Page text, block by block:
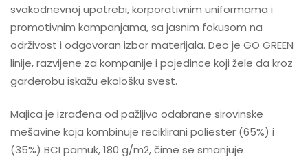
svakodnevnoj upotrebi, korporativnim uniformama i
promotivnim kampanjama, sa jasnim fokusom na
održivost i odgovoran izbor materijala. Deo je GO GREEN
linije, razvijene za kompanije i pojedince koji žele da kroz
garderobu iskažu ekološku svest.
Majica je izrađena od pažljivo odabrane sirovinske
mešavine koja kombinuje reciklirani poliester (65%) i
(35%) BCI pamuk, 180 g/m2, čime se smanjuje